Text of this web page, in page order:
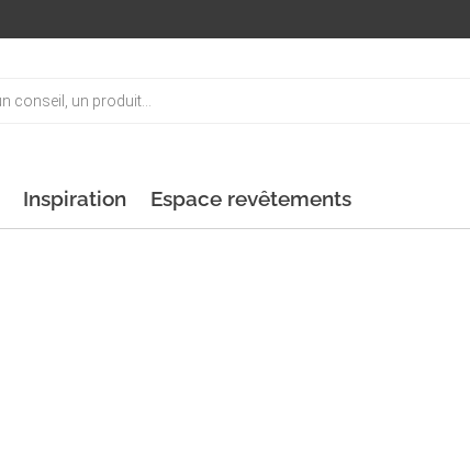
Inspiration Espace revêtements